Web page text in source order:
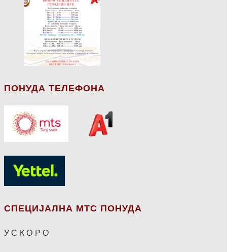
ПОНУДА ТЕЛЕФОНА
СПЕЦИЈАЛНА МТС ПОНУДА
У С К О Р О